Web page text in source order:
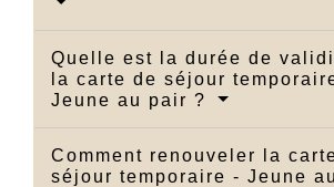
Quelle est la durée de
la carte de séjour
Jeune au pair ?
Comment renouveler la
séjour temporaire - Jeune